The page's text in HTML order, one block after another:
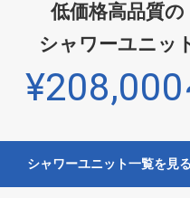
低価格高品質の
シャワーユニッ
シャワーユニット一覧を見る